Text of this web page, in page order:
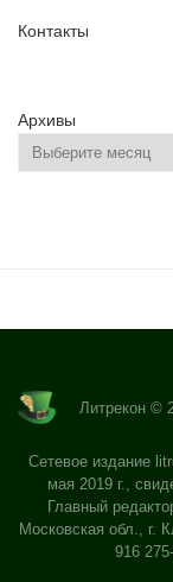
Контакты
Архивы
Литрекон ©
Сетевое издание
мая 2019 г.,
Главный
Московская обл., г.
916